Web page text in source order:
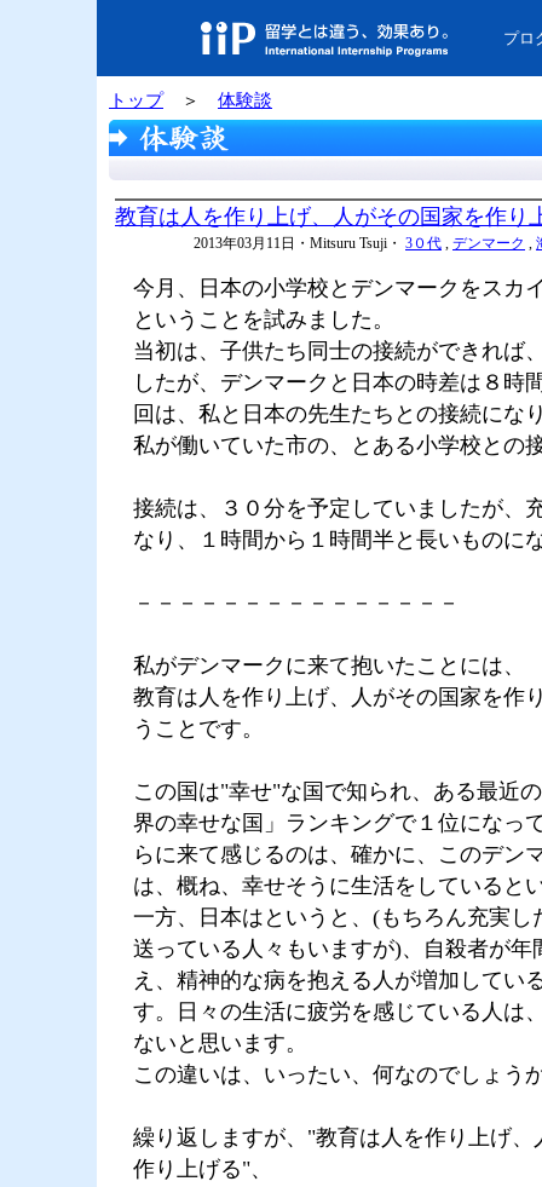
プロ
トップ＞ 体験談
教育は人を作り上げ、人がその国家を作り
2013年03月11日・Mitsuru Tsuji・ 3０代 , デンマーク ,
今月、日本の小学校とデンマークをスカ
ということを試みました。
当初は、子供たち同士の接続ができれば
したが、デンマークと日本の時差は８時
回は、私と日本の先生たちとの接続にな
私が働いていた市の、とある小学校との
接続は、３０分を予定していましたが、
なり、１時間から１時間半と長いものに
－－－－－－－－－－－－－－－
私がデンマークに来て抱いたことには、
教育は人を作り上げ、人がその国家を作
うことです。
この国は"幸せ"な国で知られ、ある最近
界の幸せな国」ランキングで１位になっ
らに来て感じるのは、確かに、このデン
は、概ね、幸せそうに生活をしていると
一方、日本はというと、(もちろん充実し
送っている人々もいますが)、自殺者が年
え、精神的な病を抱える人が増加してい
す。日々の生活に疲労を感じている人は
ないと思います。
この違いは、いったい、何なのでしょう
繰り返しますが、"教育は人を作り上げ、
作り上げる"、